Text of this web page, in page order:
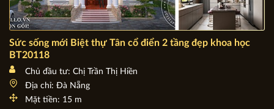
Sức sống mới Biệt thự Tân cổ điển 2 tầng đẹp khoa học
BT20118
Chủ đầu tư: Chị Trần Thị Hiền
Địa chỉ: Đà Nẵng
Mặt tiền: 15 m